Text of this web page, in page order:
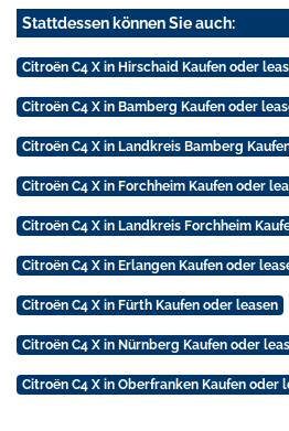
Stattdessen können Sie auch:
Citroën C4 X in Hirschaid Kaufen oder
Citroën C4 X in Bamberg Kaufen oder
Citroën C4 X in Landkreis Bamberg
Citroën C4 X in Forchheim Kaufen oder
Citroën C4 X in Landkreis Forchheim
Citroën C4 X in Erlangen Kaufen oder
Citroën C4 X in Fürth Kaufen oder leasen
Citroën C4 X in Nürnberg Kaufen oder
Citroën C4 X in Oberfranken Kaufen oder